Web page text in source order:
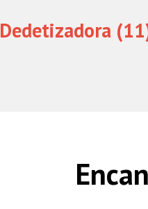
Dedetizadora